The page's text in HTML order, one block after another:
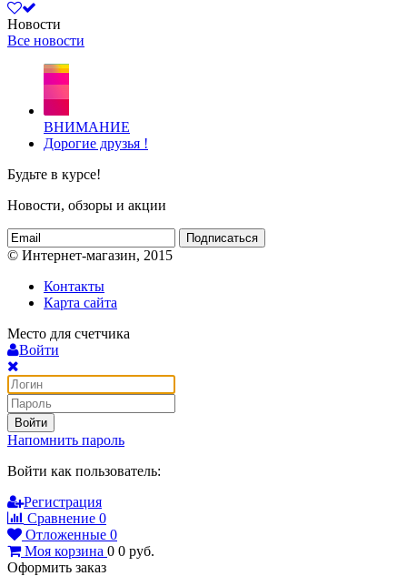
Новости
Все новости
ВНИМАНИЕ
Дорогие друзья !
Будьте в курсе!
Новости, обзоры и акции
Подписаться
© Интернет-магазин, 2015
Контакты
Карта сайта
Место для счетчика
Войти
Войти
Напомнить пароль
Войти как пользователь:
Регистрация
Сравнение 0
Отложенные 0
Моя корзина 0 0 руб.
Оформить заказ